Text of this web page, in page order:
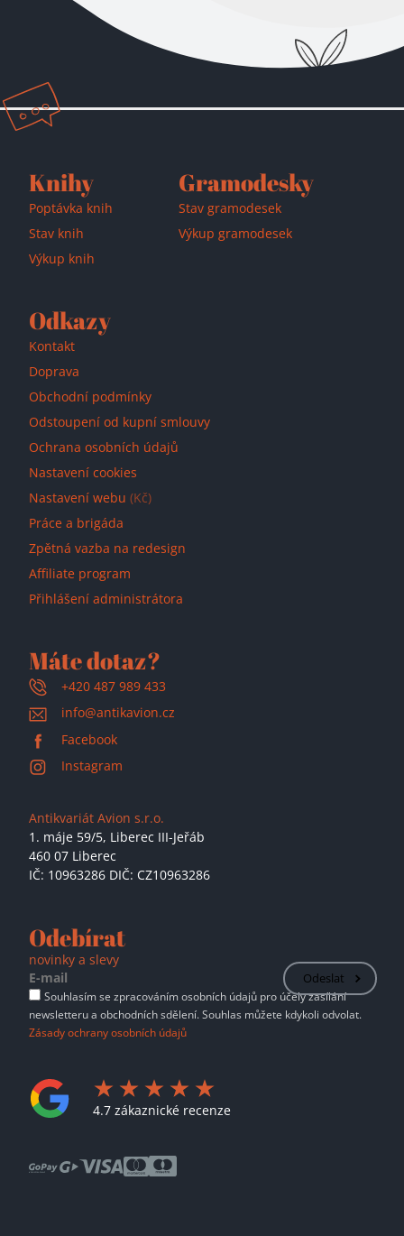
Přidáno do košíku!
Knihy
Poptávka knih
Stav knih
Výkup knih
Gramodesky
Stav gramodesek
Výkup gramodesek
Odkazy
Kontakt
Doprava
Obchodní podmínky
Odstoupení od kupní smlouvy
Ochrana osobních údajů
Nastavení cookies
Nastavení webu (Kč)
Práce a brigáda
Zpětná vazba na redesign
Affiliate program
Přihlášení administrátora
Máte dotaz?
+420 487 989 433
info@antikavion.cz
Facebook
Instagram
Antikvariát Avion s.r.o.
1. máje 59/5, Liberec III-Jeřáb
460 07 Liberec
IČ: 10963286 DIČ: CZ10963286
Odebírat
novinky a slevy
Odeslat
Souhlasím se zpracováním osobních údajů pro účely zasílání
newsletteru a obchodních sdělení. Souhlas můžete kdykoli odvolat.
Zásady ochrany osobních údajů
4.7 zákaznické recenze